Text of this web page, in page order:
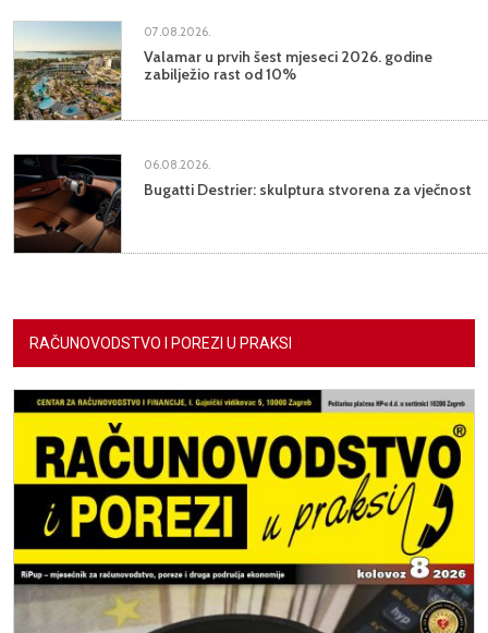
07.08.2026.
Valamar u prvih šest mjeseci 2026. godine
zabilježio rast od 10%
06.08.2026.
Bugatti Destrier: skulptura stvorena za vječnost
RAČUNOVODSTVO I POREZI U PRAKSI